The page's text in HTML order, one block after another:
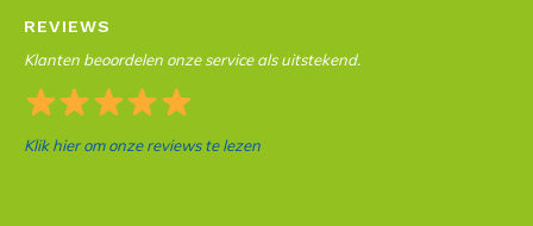
REVIEWS
Klanten beoordelen onze service als uitstekend.
Klik hier om onze reviews te lezen